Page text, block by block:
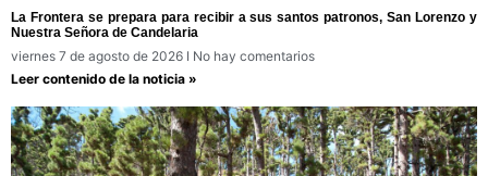
La Frontera se prepara para recibir a sus santos patronos, San Lorenzo y
Nuestra Señora de Candelaria
viernes 7 de agosto de 2026
No hay comentarios
Leer contenido de la noticia »